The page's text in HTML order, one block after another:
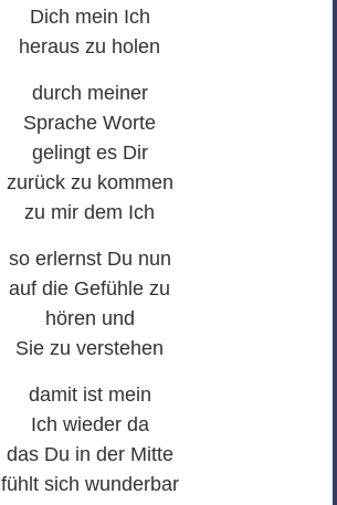
Dich mein Ich
heraus zu holen
durch meiner
Sprache Worte
gelingt es Dir
zurück zu kommen
zu mir dem Ich
so erlernst Du nun
auf die Gefühle zu
hören und
Sie zu verstehen
damit ist mein
Ich wieder da
das Du in der Mitte
fühlt sich wunderbar